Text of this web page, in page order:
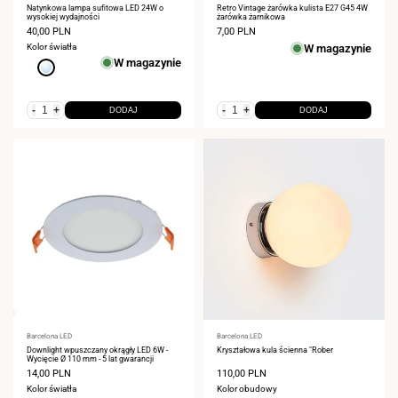
Natynkowa lampa sufitowa LED 24W o
wysokiej wydajności
Cena
sprzedaży
40,00 PLN
Kolor światła
Zimna
6000K
W magazynie
- + DODAJ
Retro Vintage żarówka kulista E27 G45 4W
żarówka żarnikowa
Cena
7,00 PLN
W magazynie
- + DODAJ
Dostawca:
Barcelona LED
Downlight wpuszczany okrągły LED 6W -
Wycięcie Ø 110 mm - 5 lat gwarancji
Cena
sprzedaży
14,00 PLN
Kolor światła
Dostawca:
Barcelona LED
Kryształowa kula ścienna "Rober
Cena
sprzedaży
110,00 PLN
Kolor obudowy